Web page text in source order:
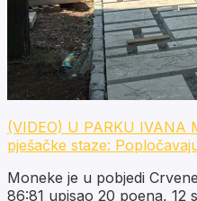
(VIDEO) U PARKU IVANA
pješačke staze:
Moneke je u pobjedi
86:81 upisao 20 poena, 12